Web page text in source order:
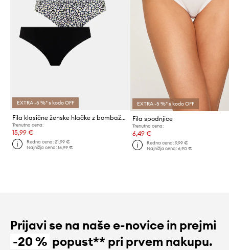
EXTRA -5 %* s kodo OFF
Fila klasične ženske hlačke z bombažem paket 3 kosov
Trenutna cena:
15,99 €
Redna cena:21,99 €
Najnižja cena:16,99 €
EXTRA -5 %* s kodo OFF
Fila spodnjice
Trenutna cena:
6,49 €
Redna cena: 9,99 €
Najnižja cena: 6,90 €
Prijavi se na naše e-novice in prejmi
-20 % popust** pri prvem nakupu.